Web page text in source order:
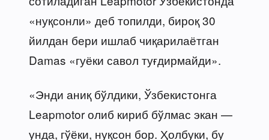
«нуқсонли» деб топилди, бироқ 30
йилдан бери ишлаб чиқарилаётган
Damas «гуёки савол туғдирмайди».
«Энди аниқ бўлдики, Ўзбекистонга
Leapmotor олиб кириб бўлмас экан —
унда, гўёки, нуқсон бор. Ҳолбуки, бу